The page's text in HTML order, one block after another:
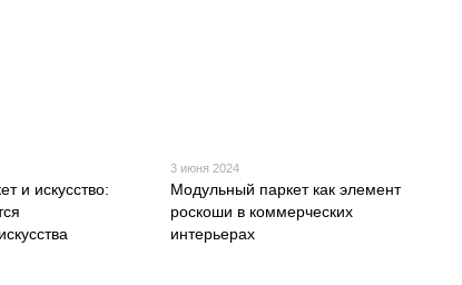
и искусство:
3 июня 2024
Модульный паркет как элемент
роскоши в коммерческих
интерьерах